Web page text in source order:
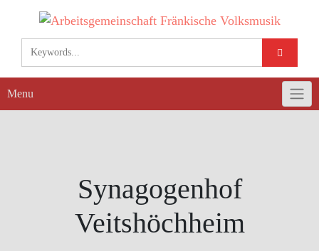
content
Menu
Synagogenhof
Veitshöchheim